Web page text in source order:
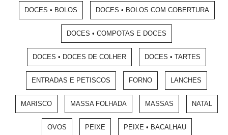
DOCES • BOLOS DOCES • BOLOS COM COBERTURA
DOCES • COMPOTAS E DOCES
DOCES • DOCES DE COLHER DOCES • TARTES
ENTRADAS E PETISCOS FORNO LANCHES
MARISCO MASSA FOLHADA MASSAS NATAL
OVOS PEIXE PEIXE • BACALHAU